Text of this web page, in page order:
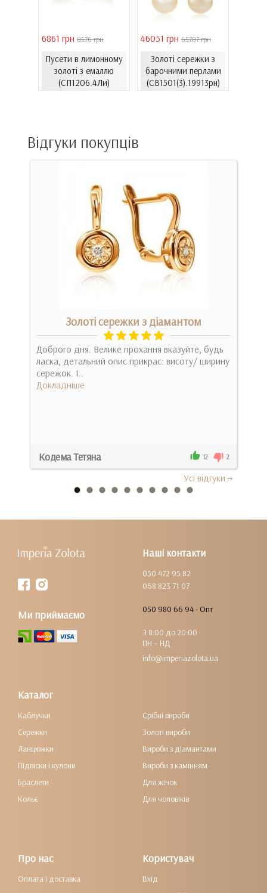
6861 грн 8576 грн
Пусети в лимонному
золоті з емаллю
(СП1206.4Ли)
46051 грн 65787 грн
Золоті сережки з
барочними перлами
(СВ1501(3).19913рн)
Відгуки покупців
Золоті сережки з діамантом
Доброго дня. Велике прохання вказуйте, будь
ласка, детальний опис прикрас: висоту/ ширину
сережок. І..
Докладніше
Кодема Тетяна 12 2
Усi вiдгуки
Наші контакти
050 472 95 82
068 823 71 07
050 980 66 94 - Опт
З 8:00 до 20:00
ПН – НД
info@imperiazolota.ua
Ми приймаємо
Каталог
Каблучки
Сережки
Ланцюжки
Підвіски і кулони
Браслети
Кольє
Срібні вироби
Золоті вироби
Вироби з діамантами
Вироби з камінням
Для жінок
Для чоловіків
Про нас
Оплата і доставка
Користувач
Вхід